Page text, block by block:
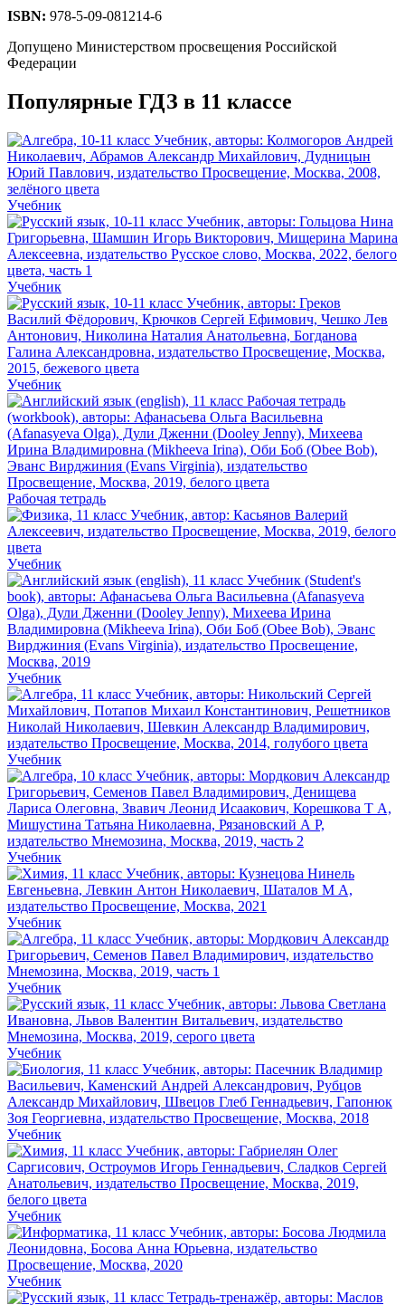
ISBN: 978-5-09-081214-6
Допущено Министерством просвещения Российской
Федерации
Популярные ГДЗ в 11 классе
Учебник
Учебник
Учебник
Рабочая тетрадь
Учебник
Учебник
Учебник
Учебник
Учебник
Учебник
Учебник
Учебник
Учебник
Учебник